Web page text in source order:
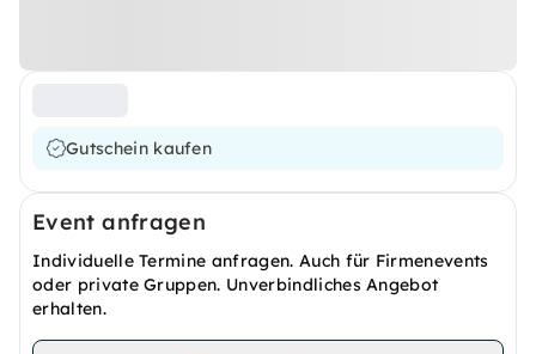
Gutschein kaufen
Event anfragen
Individuelle Termine anfragen. Auch für Firmenevents
oder private Gruppen. Unverbindliches Angebot
erhalten.